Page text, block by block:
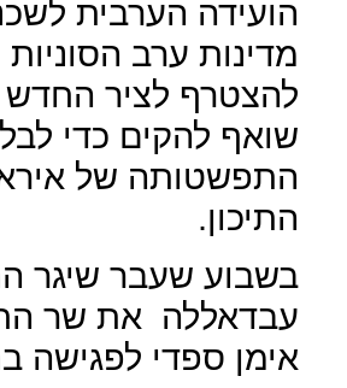
הועידה הערבית
מדינות ערב
להצטרף לציר
שואף להקים כדי
התפשטותה של
התיכון.
בשבוע שעבר שיגר
עבדאללה את שר
אימן ספדי לפגישה